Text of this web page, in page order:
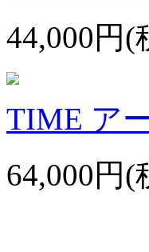
44,000円(
TIME ア
64,000円(